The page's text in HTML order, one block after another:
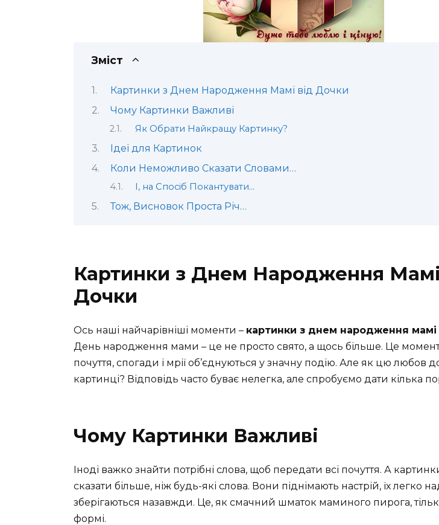
Зміст
Картинки з Днем Народження Мамі від Дочки
Чому Картинки Важливі
Як Обрати Найкращу Картинку?
Ідеї для Картинок
Коли Неможливо Сказати Словами…
І, на Спосіб Покантувати…
Тож, Висновок Проста Річ…
Картинки з Днем Народження Мамі
Дочки
Ось наші найчарівніші моменти – картинки з днем народження мамі
День народження мами – це не просто свято, а щось більше. Це
почуття, спогади і мрії об’єднуються у значну подію. Але як цю любов
картинці? Відповідь часто буває нелегка, але спробуємо дати кілька
Чому Картинки Важливі
Іноді важко знайти потрібні слова, щоб передати всі почуття. А
сказати більше, ніж будь-які слова. Вони піднімають настрій, їх легко
зберігаються назавжди. Це, як смачний шматок маминого пирога,
формі.